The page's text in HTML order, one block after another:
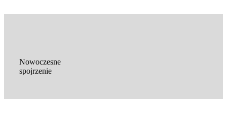
Nowoczesne
spojrzenie